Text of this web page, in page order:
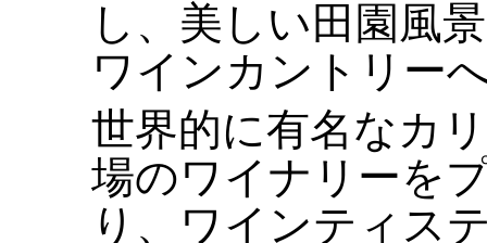
し、美しい田園風
ワインカントリー
世界的に有名なカ
場のワイナリーを
り、ワインティス